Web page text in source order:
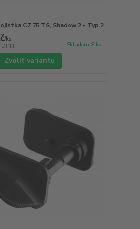
CZ 75 TS, Shadow 2 - Typ 2
/ks
Skladem 8 ks
Zvolit variantu